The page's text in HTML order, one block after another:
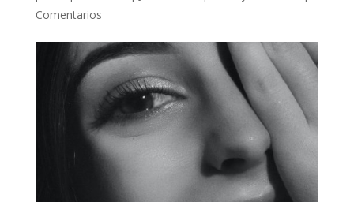
Comentarios